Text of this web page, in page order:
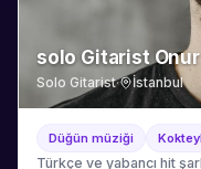
solo Gitarist Onur
Solo Gitarist· İstanbul
Düğün müziği
Türkçe ve yabancı hit